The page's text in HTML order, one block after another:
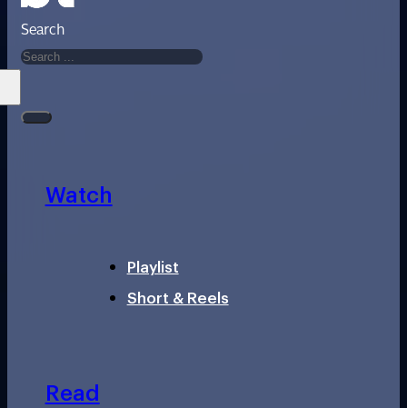
Search
Watch
Playlist
Short & Reels
Read